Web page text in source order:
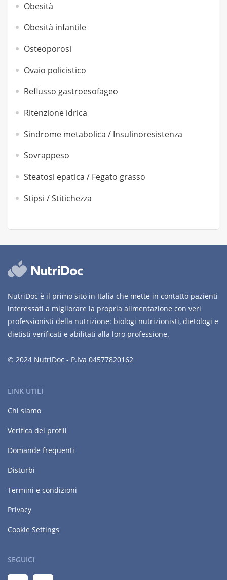
Obesità
Obesità infantile
Osteoporosi
Ovaio policistico
Reflusso gastroesofageo
Ritenzione idrica
Sindrome metabolica / Insulinoresistenza
Sovrappeso
Steatosi epatica / Fegato grasso
Stipsi / Stitichezza
NutriDoc è il primo sito in Italia che mette in contatto pazienti
interessati a migliorare la propria alimentazione con veri
professionisti della nutrizione: biologi nutrizionisti, dietologi e
dietisti verificati e abilitati alla loro professione.
© 2024 NutriDoc - P.Iva 04577820162
LINK UTILI
Chi siamo
Verifica dei profili
Domande frequenti
Disturbi
Termini e condizioni
Privacy
Cookie Settings
SEGUICI